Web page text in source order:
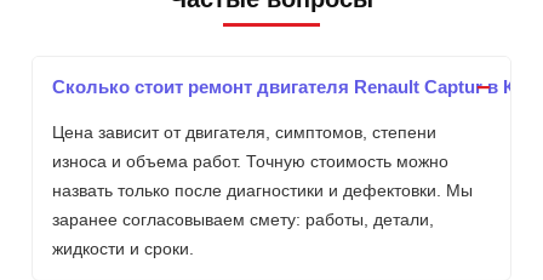
Сколько стоит ремонт двигателя Renault Captur в
Цена зависит от двигателя, симптомов, степени
износа и объема работ. Точную стоимость можно
назвать только после диагностики и дефектовки. Мы
заранее согласовываем смету: работы, детали,
жидкости и сроки.